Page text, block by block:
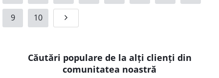
9 10
Căutări populare de la alți clienți din
comunitatea noastră